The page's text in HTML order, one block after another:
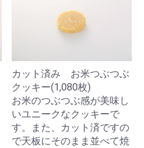
カット済み お米つぶつぶ
クッキー(1,080枚)
お米のつぶつぶ感が美味し
いユニークなクッキーで
す。また、カット済ですの
で天板にそのまま並べて焼